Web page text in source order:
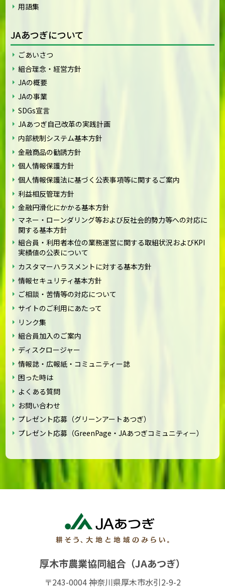
用語集
JAあつぎについて
ごあいさつ
組合理念・経営方針
JAの概要
JAの事業
SDGs宣言
JAあつぎ自己改革の実践計画
内部統制システム基本方針
金融商品の勧誘方針
個人情報保護方針
個人情報保護法に基づく公表事項等に関するご案内
利益相反管理方針
金融円滑化にかかる基本方針
マネー・ローンダリング等および反社会的勢力等への対応に
関する基本方針
組合員・利用者本位の業務運営に関する取組状況およびKPI
実績値の公表について
カスタマーハラスメントに対する基本方針
情報セキュリティ基本方針
ご相談・苦情等の対応について
サイトのご利用にあたって
リンク集
組合員加入のご案内
ディスクロージャー
情報誌・広報紙・コミュニティー誌
困った時は
よくある質問
お問い合わせ
プレゼント応募（グリーンアートあつぎ）
プレゼント応募（GreenPage・JAあつぎコミュニティー）
厚木市農業協同組合（JAあつぎ）
〒243-0004 神奈川県厚木市水引2-9-2